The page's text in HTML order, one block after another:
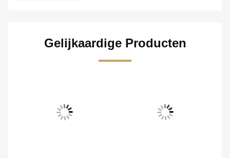
Gelijkaardige Producten